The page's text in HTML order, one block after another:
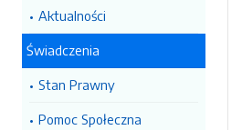
Aktualności
Świadczenia
Stan Prawny
Pomoc Społeczna